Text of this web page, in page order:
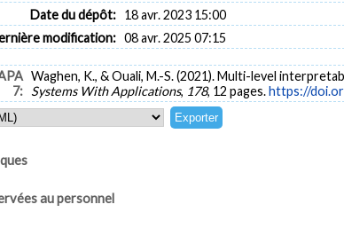
Date du dépôt: 18 avr. 2023 15:00
modification: 08 avr. 2025 07:15
7:
Waghen, K., & Ouali, M.-S. (2021). Multi-level
Systems With Applications, 178, 12 pages.https://
au personnel